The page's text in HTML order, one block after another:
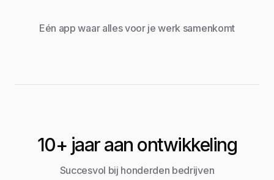
Eén app waar alles voor je werk samenkomt
10+ jaar aan ontwikkeling
Succesvol bij honderden bedrijven